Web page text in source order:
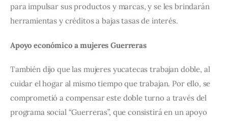
para impulsar sus productos y marcas, y se les brindarán
herramientas y créditos a bajas tasas de interés.
Apoyo económico a mujeres Guerreras
También dijo que las mujeres yucatecas trabajan doble, al
cuidar el hogar al mismo tiempo que trabajan. Por ello, se
comprometió a compensar este doble turno a través del
programa social “Guerreras”, que consistirá en un apoyo